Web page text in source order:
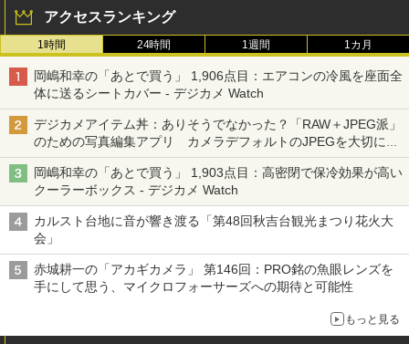
アクセスランキング
1時間 24時間 1週間 1カ月
岡嶋和幸の「あとで買う」 1,906点目：エアコンの冷風を座面全
体に送るシートカバー - デジカメ Watch
デジカメアイテム丼：ありそうでなかった？「RAW＋JPEG派」
のための写真編集アプリ カメラデフォルトのJPEGを大切にす
る「Filmator」
岡嶋和幸の「あとで買う」 1,903点目：高密閉で保冷効果が高い
クーラーボックス - デジカメ Watch
カルスト台地に音が響き渡る「第48回秋吉台観光まつり花火大
会」
赤城耕一の「アカギカメラ」 第146回：PRO銘の魚眼レンズを
手にして思う、マイクロフォーサーズへの期待と可能性
もっと見る